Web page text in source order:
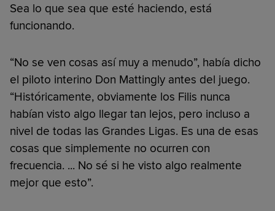
Sea lo que sea que esté haciendo, está
funcionando.
“No se ven cosas así muy a menudo”, había dicho
el piloto interino Don Mattingly antes del juego.
“Históricamente, obviamente los Filis nunca
habían visto algo llegar tan lejos, pero incluso a
nivel de todas las Grandes Ligas. Es una de esas
cosas que simplemente no ocurren con
frecuencia. ... No sé si he visto algo realmente
mejor que esto”.